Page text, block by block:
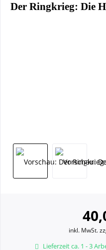
Der Ringkrieg: Die
inkl. MwSt.
Lieferzeit ca. 1 - 3